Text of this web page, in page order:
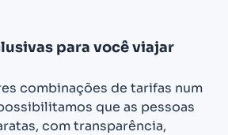
para você viajar
combinações de tarifas num
que as pessoas
com transparência,